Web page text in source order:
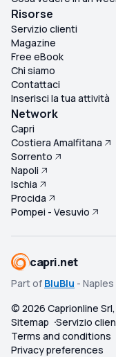
Risorse
Servizio clienti
Magazine
Free eBook
Chi siamo
Contattaci
Inserisci la tua attività
Network
Capri
Costiera Amalfitana
Sorrento
Napoli
Ischia
Procida
Pompei - Vesuvio
capri.net
Part of BluBlu -
© 2026 Caprionline
Sitemap Servizio
Terms and conditions
Privacy preferences